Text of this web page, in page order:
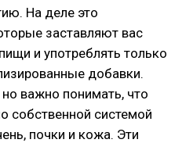
На деле это
заставляют вас
и употреблять только
добавки.
но важно понимать, что
собственной системой
почки и кожа. Эти